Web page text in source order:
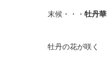
末候・・・ 牡丹華
牡丹の花が咲く